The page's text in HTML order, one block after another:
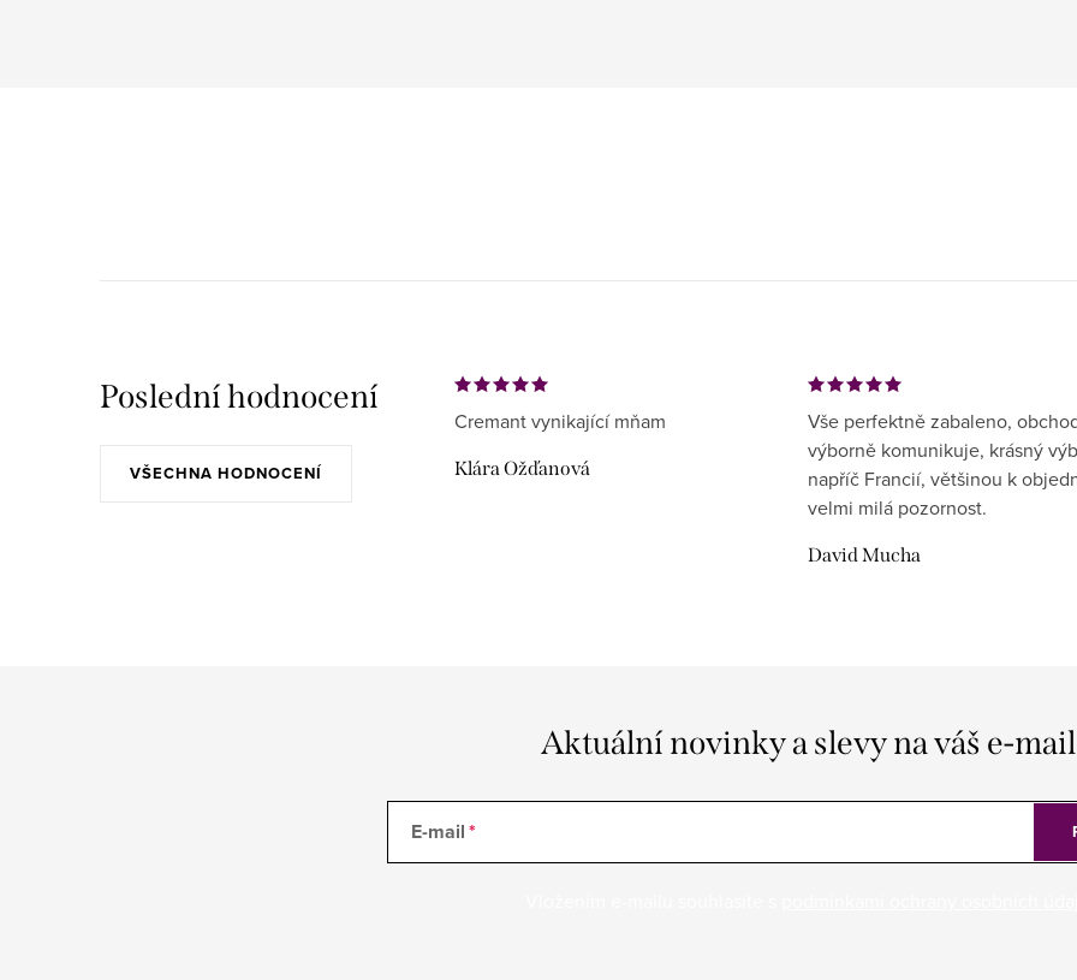
Poslední hodnocení
VŠECHNA HODNOCENÍ
Cremant vynikající mňam
Klára Ožďanová
Vše perfektně zabaleno,
výborně komunikuje, krásný
napříč Francií, většinou k
velmi milá pozornost.
David Mucha
Aktuální novinky a slevy na váš e-mail
E-mail